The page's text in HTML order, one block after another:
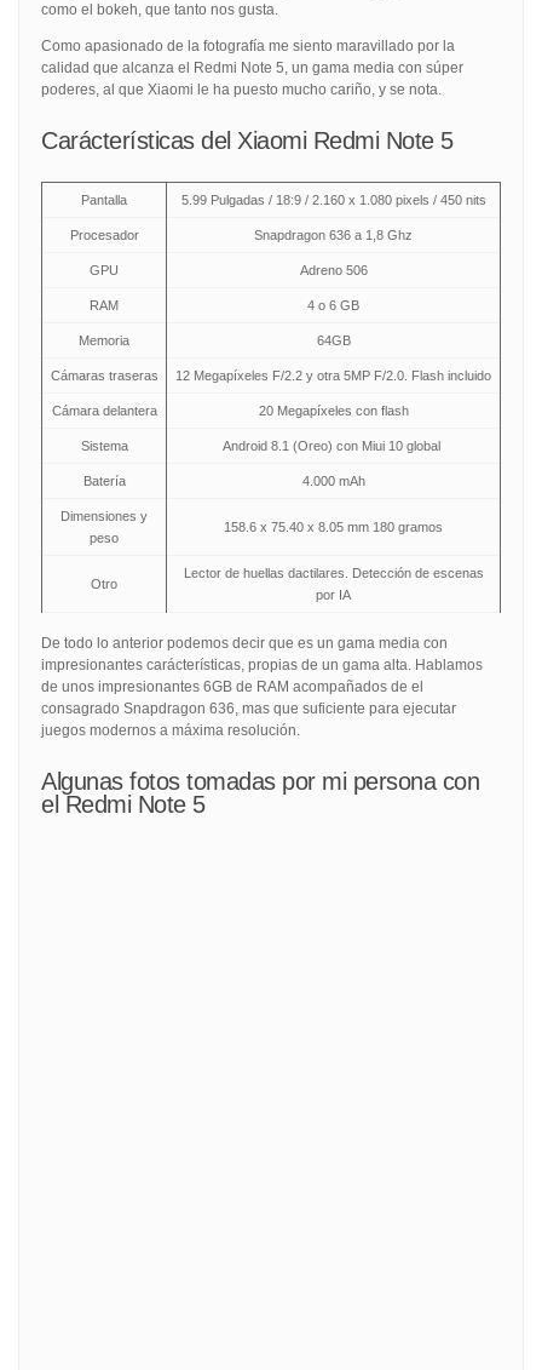
como el bokeh, que tanto nos gusta.
Como apasionado de la fotografía me siento maravillado por la
calidad que alcanza el Redmi Note 5, un gama media con súper
poderes, al que Xiaomi le ha puesto mucho cariño, y se nota.
Carácterísticas del Xiaomi Redmi Note 5
Pantalla 5.99 Pulgadas / 18:9 / 2.160 x 1.080 pixels / 450 nits
Procesador Snapdragon 636 a 1,8 Ghz
GPU Adreno 506
RAM 4 o 6 GB
Memoria 64GB
Cámaras traseras 12 Megapíxeles F/2.2 y otra 5MP F/2.0. Flash incluido
Cámara delantera 20 Megapíxeles con flash
Sistema Android 8.1 (Oreo) con Miui 10 global
Batería 4.000 mAh
Dimensiones y
peso
158.6 x 75.40 x 8.05 mm 180 gramos
Otro
Lector de huellas dactilares. Detección de escenas
por IA
De todo lo anterior podemos decir que es un gama media con
impresionantes carácterísticas, propias de un gama alta. Hablamos
de unos impresionantes 6GB de RAM acompañados de el
consagrado Snapdragon 636, mas que suficiente para ejecutar
juegos modernos a máxima resolución.
Algunas fotos tomadas por mi persona con
el Redmi Note 5